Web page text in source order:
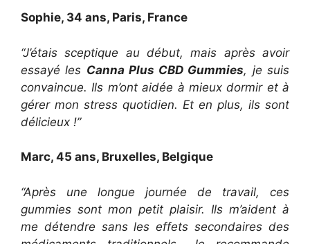
Sophie, 34 ans, Paris, France
“J’étais sceptique au début, mais après avoir
essayé les Canna Plus CBD Gummies, je suis
convaincue. Ils m’ont aidée à mieux dormir et à
gérer mon stress quotidien. Et en plus, ils sont
délicieux !”
Marc, 45 ans, Bruxelles, Belgique
“Après une longue journée de travail, ces
gummies sont mon petit plaisir. Ils m’aident à
me détendre sans les effets secondaires des